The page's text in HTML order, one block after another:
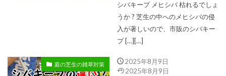
シバキープ メヒシバ 枯れるでしょ
うか ? 芝生の中へのメヒシバの侵
入が著しいので、市販のシバキー
プ […][…]
庭の芝生の雑草対策
2025年8月9日
2025年8月9日